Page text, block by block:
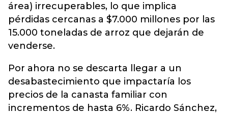
área) irrecuperables, lo que implica
pérdidas cercanas a $7.000 millones por las
15.000 toneladas de arroz que dejarán de
venderse.
Por ahora no se descarta llegar a un
desabastecimiento que impactaría los
precios de la canasta familiar con
incrementos de hasta 6%. Ricardo Sánchez,